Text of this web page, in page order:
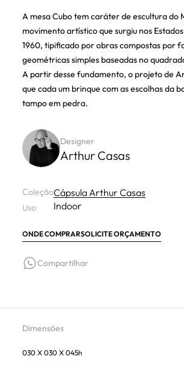
A mesa Cubo tem caráter de escultura do
movimento artístico que surgiu nos
1960, tipificado por obras compostas por
geométricas simples baseadas no
A partir desse fundamento, o projeto de
que cada um brinque com as escolhas da
tampo em pedra.
Designer
Arthur Casas
Coleção
Uso
Cápsula Arthur Casas
Indoor
ONDE COMPRARSOLICITE ORÇAMENTO
Compartilhar
Dimensões
030 X 030 X 045h